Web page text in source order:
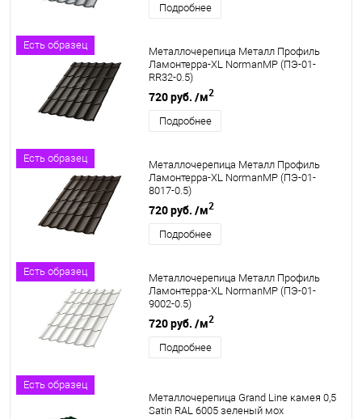
Подробнее
Есть образец
Металлочерепица Металл Профиль
Ламонтерра-XL NormanMP (ПЭ-01-
RR32-0.5)
720 руб. /м2
Подробнее
Есть образец
Металлочерепица Металл Профиль
Ламонтерра-XL NormanMP (ПЭ-01-
8017-0.5)
720 руб. /м2
Подробнее
Есть образец
Металлочерепица Металл Профиль
Ламонтерра-XL NormanMP (ПЭ-01-
9002-0.5)
720 руб. /м2
Подробнее
Есть образец
Металлочерепица Grand Line камея 0,5
Satin RAL 6005 зеленый мох